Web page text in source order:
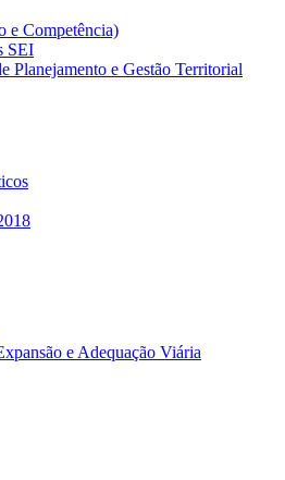
e Competência)
SEI
Planejamento e Gestão Territorial
e Adequação Viária